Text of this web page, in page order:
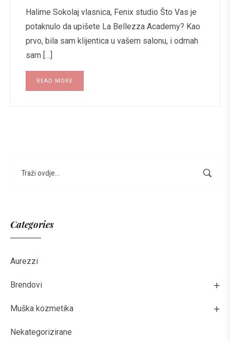
Categories
Aurezzi
Brendovi
Muška kozmetika
Nekategorizirane
Halime Sokolaj vlasnica, Fenix studio Što Vas je
potaknulo da upišete La Bellezza Academy? Kao
prvo, bila sam klijentica u vašem salonu, i odmah
sam […]
READ MORE